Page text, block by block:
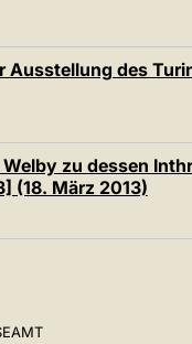
des
zu dessen
(18. März 2013)